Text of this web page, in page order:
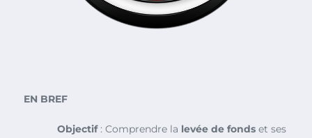
EN BREF
Objectif: Comprendre la levée de fonds et ses